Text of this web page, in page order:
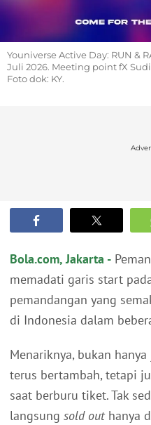
Youniverse Active Day: RUN &
Juli 2026. Meeting point fX
Foto dok: KY.
Bola.com, Jakarta -
memadati garis start
pemandangan yang
di Indonesia dalam
Menariknya, bukan
terus bertambah, tetapi
saat berburu tiket. Tak
langsung sold outhanya